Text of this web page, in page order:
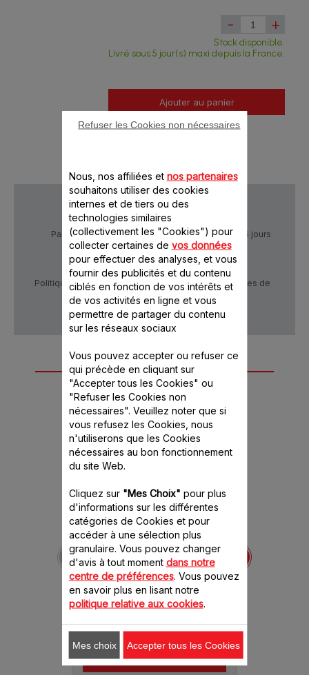
- +
Stock disponible.
Livré sous 5 jour(s) maxi depuis la France.
Ajouter au panier
Paiement Sécurisé Livraison sous 5 à 6 jours
Politique de confidentialité
Conditions générales de
vente
Autre(s) accessoire(s)
recommandé(s)
Verrine couvercle
rouge SS-
1530000652
Pour préparer de délicieux
yaourts
Stock disponible.
6.40 CHF
Ajouter au panier
Nous, nos affiliées et nos partenaires
souhaitons utiliser des cookies
internes et de tiers ou des
technologies similaires
(collectivement les "Cookies") pour
collecter certaines de vos données
pour effectuer des analyses, et vous
fournir des publicités et du contenu
ciblés en fonction de vos intérêts et
de vos activités en ligne et vous
permettre de partager du contenu
sur les réseaux sociaux
Vous pouvez accepter ou refuser ce
qui précède en cliquant sur
"Accepter tous les Cookies" ou
"Refuser les Cookies non
nécessaires". Veuillez noter que si
vous refusez les Cookies, nous
n'utiliserons que les Cookies
nécessaires au bon fonctionnement
du site Web.
Cliquez sur "Mes Choix" pour plus
d'informations sur les différentes
catégories de Cookies et pour
accéder à une sélection plus
granulaire. Vous pouvez changer
d'avis à tout moment dans notre
centre de préférences. Vous pouvez
en savoir plus en lisant notre
politique relative aux cookies.
Refuser les Cookies non nécessaires
Mes choix Accepter tous les Cookies